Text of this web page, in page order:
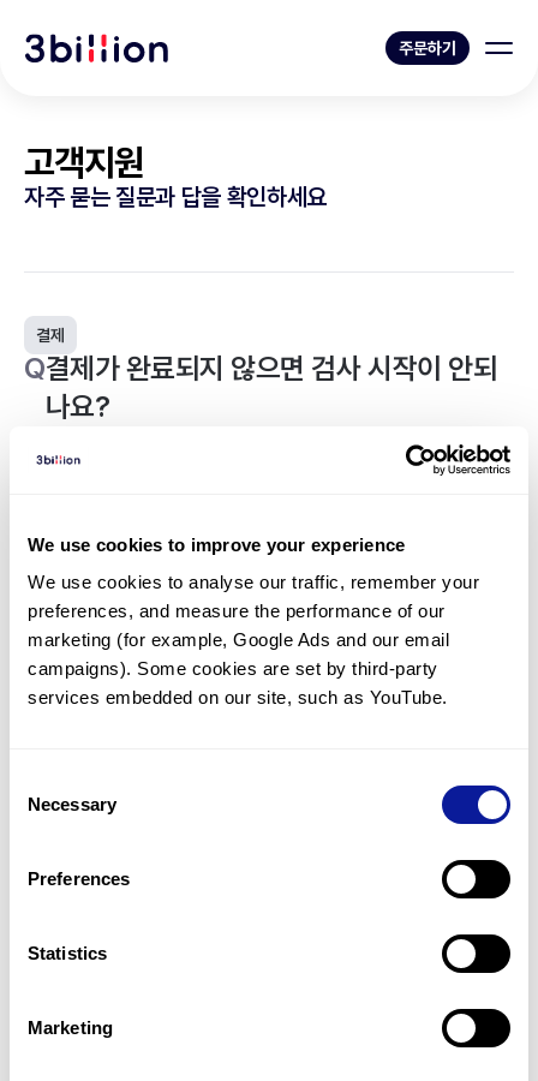
We use cookies to improve your experience
We use cookies to analyse our traffic, remember your
preferences, and measure the performance of our
marketing (for example, Google Ads and our email
campaigns). Some cookies are set by third-party
services embedded on our site, such as YouTube.
Selection
Necessary
Preferences
Statistics
Marketing
주문하기
고객지원
자주 묻는 질문과 답을 확인하세요
결제
Q결제가 완료되지 않으면 검사 시작이 안되
나요?
환자 결제의 경우, 결제가 완료되지 않으면 검사가 진행되지 않습니
다.
<목록으로 돌아가기
제휴문의
매달 뉴스레터를 통해 최신 블로그 포스트와 소식을 받아보세요.